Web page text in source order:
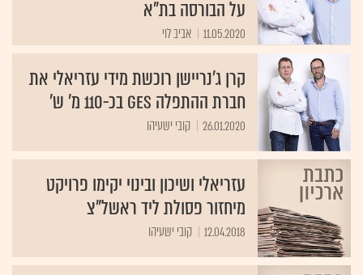
על הבורסה בת"א
11.05.2020 אביב לוי
קרן ג'נריישן רוכשת מידי עזריאלי את
חברת ההתפלה GES בכ-110 מ' ש'
26.01.2020 קובי ישעיהו
עזריאלי ושיכון ובינוי יקימו פרויקט
מיחזור פסולת ליד ראשל"צ
12.04.2018 קובי ישעיהו